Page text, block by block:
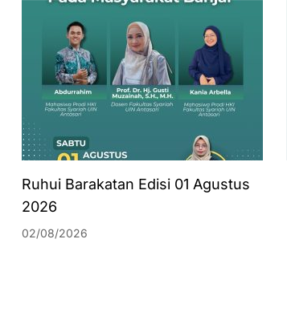
Ruhui Barakatan Edisi 01 Agustus
2026
02/08/2026